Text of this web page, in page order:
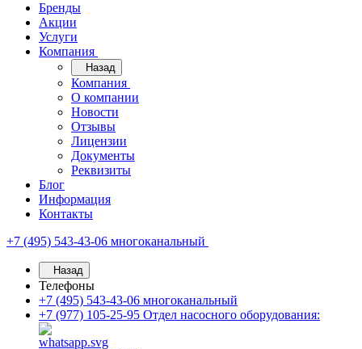
Бренды
Акции
Услуги
Компания
Назад
Компания
О компании
Новости
Отзывы
Лицензии
Документы
Реквизиты
Блог
Информация
Контакты
+7 (495) 543-43-06 многоканальный
Назад
Телефоны
+7 (495) 543-43-06 многоканальный
+7 (977) 105-25-95 Отдел насосного оборудования: